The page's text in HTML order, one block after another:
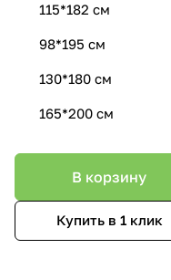
115*182 см
98*195 см
130*180 см
165*200 см
В корзину
Купить в 1 клик